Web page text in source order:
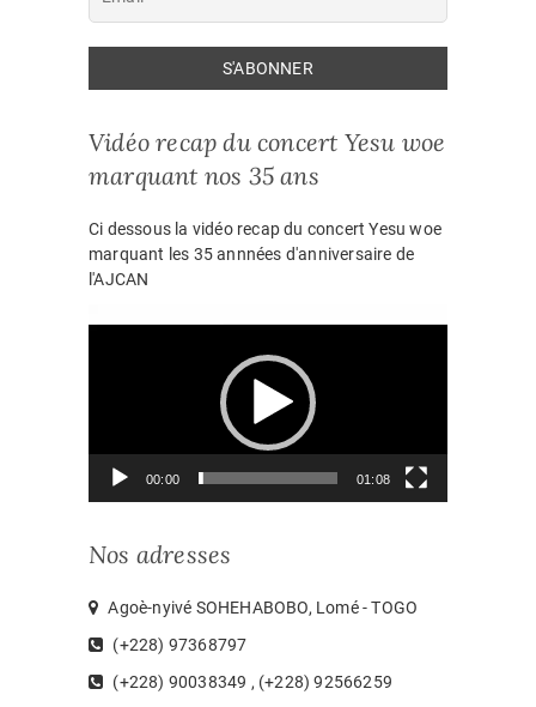
Vidéo recap du concert Yesu woe
marquant nos 35 ans
Ci dessous la vidéo recap du concert Yesu woe
marquant les 35 annnées d'anniversaire de
l'AJCAN
00:00 01:08
Nos adresses
Agoè-nyivé SOHEHABOBO, Lomé - TOGO
(+228) 97368797
(+228) 90038349 , (+228) 92566259